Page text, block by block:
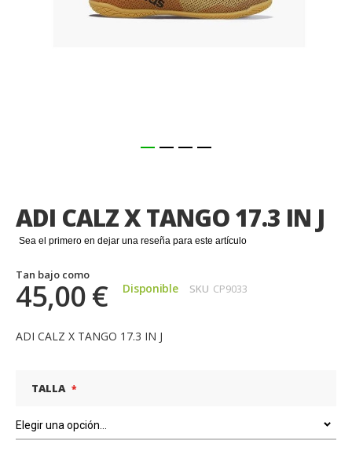
ADI CALZ X TANGO 17.3 IN J
Sea el primero en dejar una reseña para este artículo
Tan bajo como
45,00 € Disponible SKU CP9033
ADI CALZ X TANGO 17.3 IN J
TALLA
de
la
galería
imágenes